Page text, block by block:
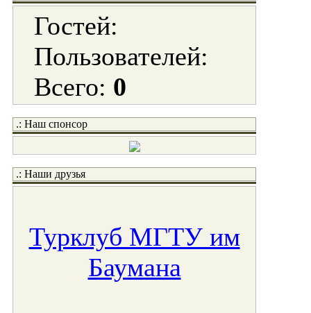
Гостей:
Пользователей:
Всего: 0
.: Наш спонсор
.: Наши друзья
Турклуб МГТУ им
Баумана